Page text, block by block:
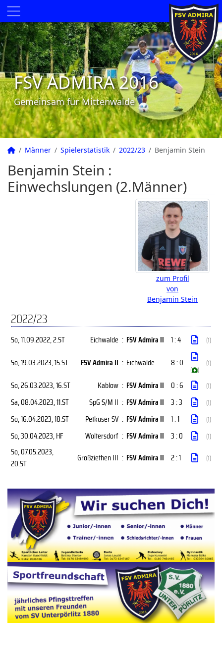
FSV ADMIRA 2016
Gemeinsam für Mittenwalde
Männer Spielerstatistik 2022/23 Benjamin Stein
Benjamin Stein :
Einwechslungen (2.Männer)
zum Profil
von
Benjamin Stein
2022/23
So, 11.09.2022, 2.ST Eichwalde : FSV Admira II 1 : 4 (1)
So, 19.03.2023, 15.ST FSV Admira II : Eichwalde 8 : 0
( )
(1)
So, 26.03.2023, 16.ST Kablow : FSV Admira II 0 : 6 (1)
Sa, 08.04.2023, 11.ST SpG S/M II : FSV Admira II 3 : 3 (1)
So, 16.04.2023, 18.ST Petkuser SV : FSV Admira II 1 : 1 (1)
So, 30.04.2023, HF Woltersdorf : FSV Admira II 3 : 0 (1)
So, 07.05.2023,
20.ST
Großziethen III : FSV Admira II 2 : 1 (1)